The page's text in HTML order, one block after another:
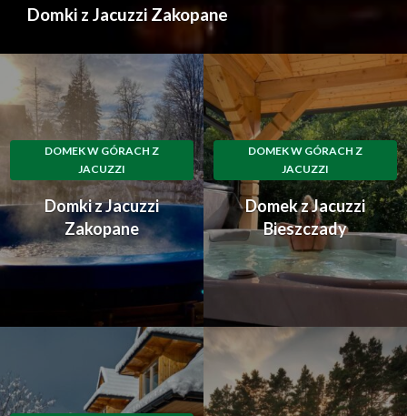
Domki z Jacuzzi Zakopane
DOMEK W GÓRACH Z
JACUZZI
Domki z Jacuzzi
Zakopane
DOMEK W GÓRACH Z
JACUZZI
Domek z Jacuzzi
Bieszczady